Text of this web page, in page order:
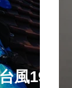
風19